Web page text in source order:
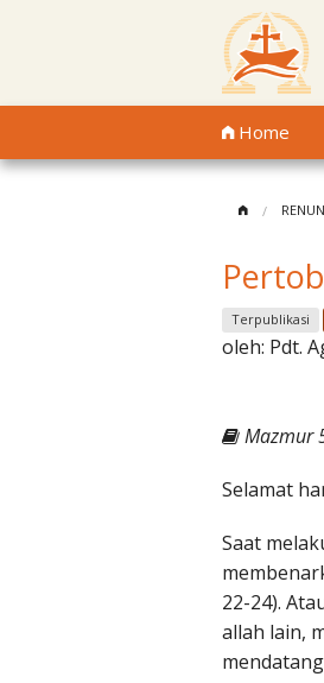
Home
Terpublikasi
oleh: Pdt.
Mazmur
Selamat
Saat
22-24).
allah lain,